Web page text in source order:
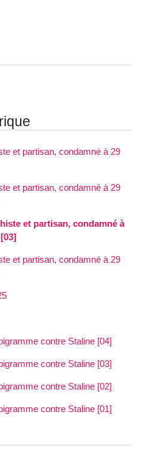
et partisan, condamné à 29
et partisan, condamné à 29
et partisan, condamné à
et partisan, condamné à 29
contre Staline [04]
contre Staline [03]
contre Staline [02]
contre Staline [01]